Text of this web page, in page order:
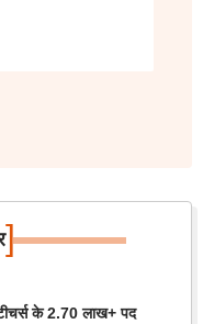
]
के 2.70 लाख+ पद